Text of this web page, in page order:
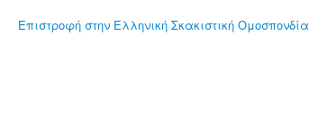
Επιστροφή στην Ελληνική Σκακιστική Ομοσπονδία